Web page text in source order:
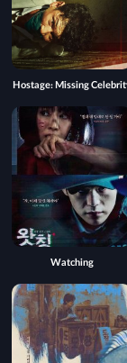
Hostage: Missing
Watching